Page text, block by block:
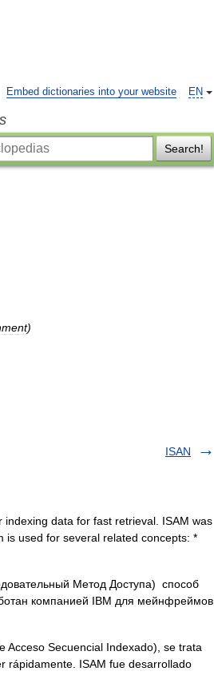
EN
Embed dictionaries into your website
Search!
)
ISAN
data for fast retrieval. ISAM was
is used for several related concepts: *
Метод Доступа) способ
компанией IBM для мейнфреймов
Secuencial Indexado), se trata
rápidamente. ISAM fue desarrollado